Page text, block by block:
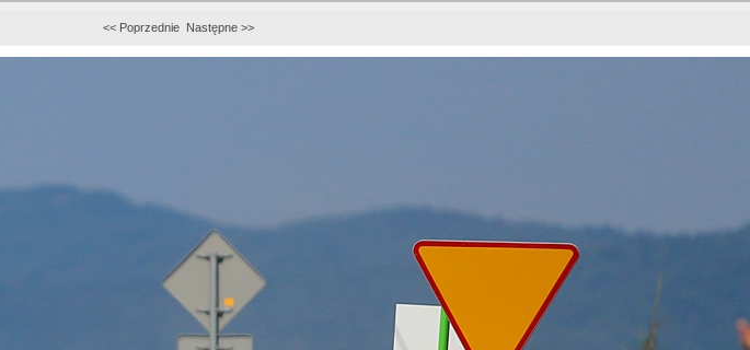
<< Poprzednie Następne >>